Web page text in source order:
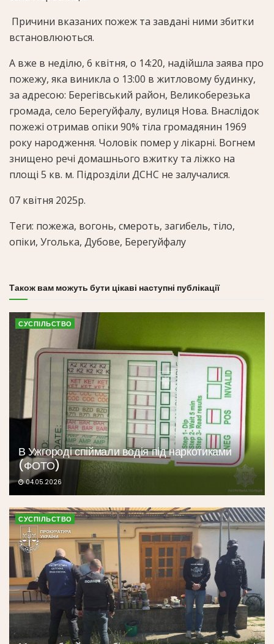
Причини вказаних пожеж та завдані ними збитки
встановлюються.
А вже в неділю, 6 квітня, о 14:20, надійшла заява про
пожежу, яка виникла о 13:00 в житловому будинку,
за адресою: Берегівський район, Великоберезька
громада, село Берегуйфалу, вулиця Нова. Внаслідок
пожежі отримав опіки 90% тіла громадянин 1969
року народження. Чоловік помер у лікарні. Вогнем
знищено речі домашнього вжитку та ліжко на
площі 5 кв. м. Підрозділи ДСНС не залучалися.
07 квітня 2025р.
Теги: пожежа, вогонь, смероть, загибель, тіло,
опіки, Уголька, Дубове, Берегуйфалу
Також вам можуть бути цікаві наступні публікації
СУСПІЛЬСТВО
В Ужгороді спіймали водія під наркотиками
(ФОТО)
04.05.2026
СУСПІЛЬСТВО